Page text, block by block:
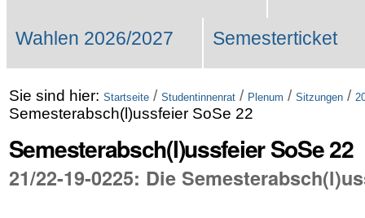
Wahlen 2026/2027 Semesterticket
Sie sind hier: Startseite / Studentinnenrat / Plenum / Sitzungen /
Semesterabsch(l)ussfeier SoSe 22
Semesterabsch(l)ussfeier SoSe 22
21/22-19-0225: Die